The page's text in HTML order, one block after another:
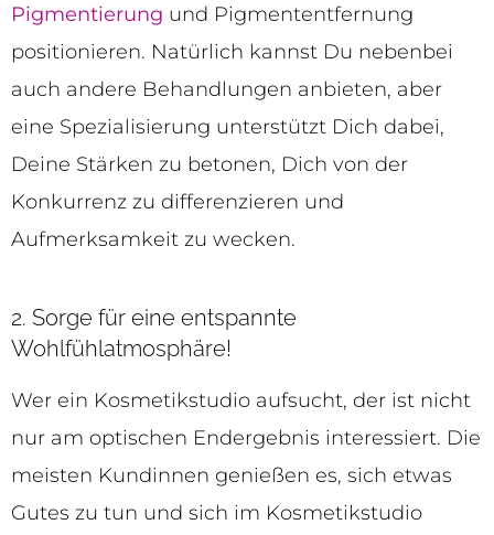
Pigmentierung und Pigmententfernung
positionieren. Natürlich kannst Du nebenbei
auch andere Behandlungen anbieten, aber
eine Spezialisierung unterstützt Dich dabei,
Deine Stärken zu betonen, Dich von der
Konkurrenz zu differenzieren und
Aufmerksamkeit zu wecken.
2. Sorge für eine entspannte
Wohlfühlatmosphäre!
Wer ein Kosmetikstudio aufsucht, der ist nicht
nur am optischen Endergebnis interessiert. Die
meisten Kundinnen genießen es, sich etwas
Gutes zu tun und sich im Kosmetikstudio